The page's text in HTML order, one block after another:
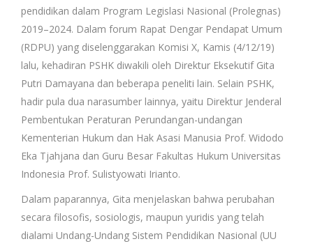
pendidikan dalam Program Legislasi Nasional (Prolegnas)
2019–2024. Dalam forum Rapat Dengar Pendapat Umum
(RDPU) yang diselenggarakan Komisi X, Kamis (4/12/19)
lalu, kehadiran PSHK diwakili oleh Direktur Eksekutif Gita
Putri Damayana dan beberapa peneliti lain. Selain PSHK,
hadir pula dua narasumber lainnya, yaitu Direktur Jenderal
Pembentukan Peraturan Perundangan-undangan
Kementerian Hukum dan Hak Asasi Manusia Prof. Widodo
Eka Tjahjana dan Guru Besar Fakultas Hukum Universitas
Indonesia Prof. Sulistyowati Irianto.
Dalam paparannya, Gita menjelaskan bahwa perubahan
secara filosofis, sosiologis, maupun yuridis yang telah
dialami Undang-Undang Sistem Pendidikan Nasional (UU